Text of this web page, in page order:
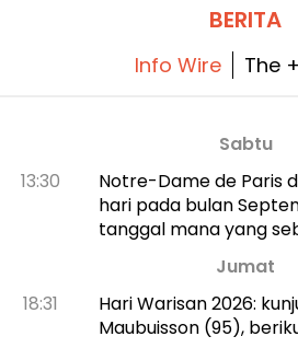
promo khusus untuk Anda!
menghadapi suhu panas
BERITA
Info Wire The
Sabtu
13:30
Notre-Dame de Paris
hari pada bulan
tanggal mana yang
Jumat
18:31
Hari Warisan 2026:
Maubuisson (95),